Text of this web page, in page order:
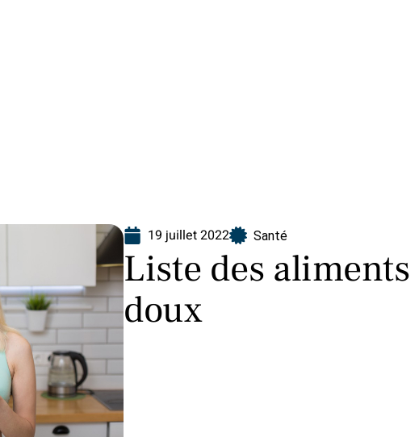
19 juillet 2022 Santé
Liste des
doux